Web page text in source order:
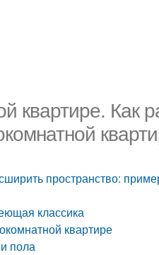
квартире. Как
пространство:
классика
квартире
пола